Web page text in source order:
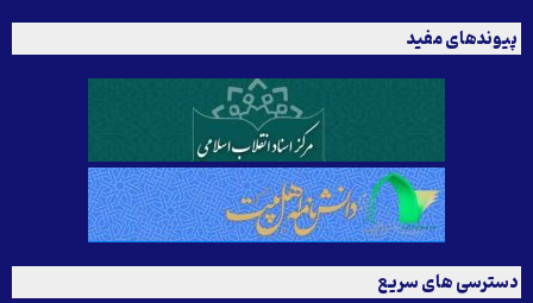
پیوندهای مفید
دسترسی های سریع